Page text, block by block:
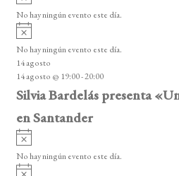
o
v
i
o
No hay ningún evento este día.
A
v
i
s
o
No hay ningún evento este día.
14 agosto
14 agosto @ 19:00-20:00
Silvia Bardelás presenta
en Santander
A
v
i
No hay ningún evento este día.
A